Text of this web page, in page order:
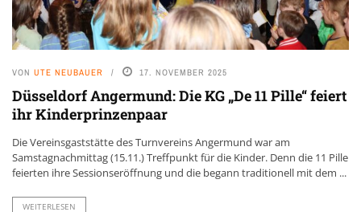
VON UTE NEUBAUER 17. NOVEMBER 2025
Düsseldorf Angermund: Die KG „De 11 Pille“ feiert
ihr Kinderprinzenpaar
Die Vereinsgaststätte des Turnvereins Angermund war am
Samstagnachmittag (15.11.) Treffpunkt für die Kinder. Denn die 11 Pille
feierten ihre Sessionseröffnung und die begann traditionell mit dem ...
WEITERLESEN